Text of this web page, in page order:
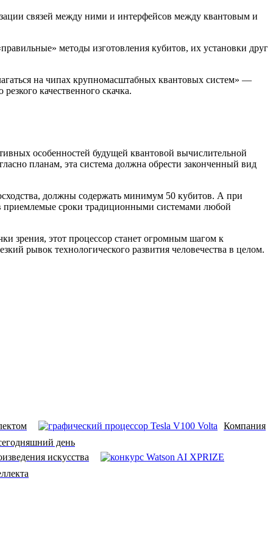
связей между ними и интерфейсов между квантовым и
методы изготовления кубитов, их установки друг
на чипах крупномасштабных квантовых систем» —
качественного скачка.
особенностей будущей квантовой вычислительной
планам, эта система должна обрести законченный вид
должны содержать минимум 50 кубитов. А при
приемлемые сроки традиционными системами любой
зрения, этот процессор станет огромным шагом к
рывок технологического развития человечества в целом.
Компания
день
искусства